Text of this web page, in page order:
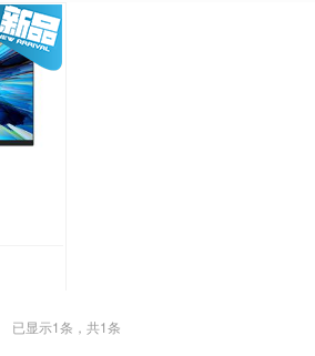
已显示1条，共1条